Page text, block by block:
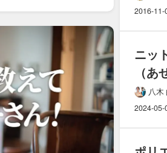
効果
2016-11-
ニッ
（あ
編み
両畦
片畦
つい
八木
2024-05-